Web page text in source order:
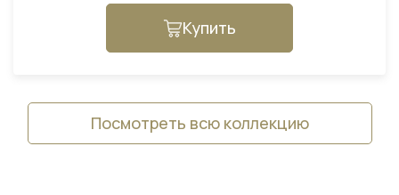
Купить
Посмотреть всю коллекцию